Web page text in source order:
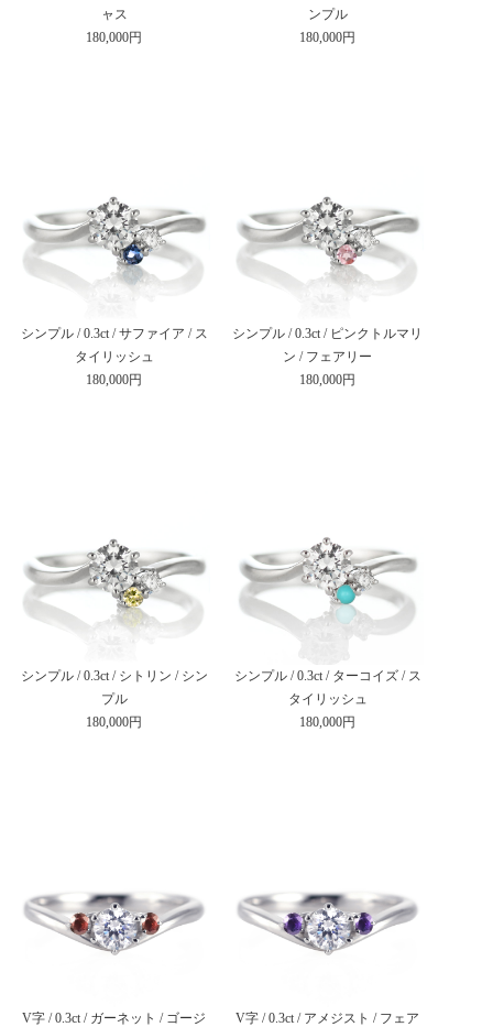
ャス
180,000円
ンプル
180,000円
シンプル / 0.3ct / サファイア / ス
タイリッシュ
180,000円
シンプル / 0.3ct / ピンクトルマリ
ン / フェアリー
180,000円
シンプル / 0.3ct / シトリン / シン
プル
180,000円
シンプル / 0.3ct / ターコイズ / ス
タイリッシュ
180,000円
V字 / 0.3ct / ガーネット / ゴージ
V字 / 0.3ct / アメジスト / フェア